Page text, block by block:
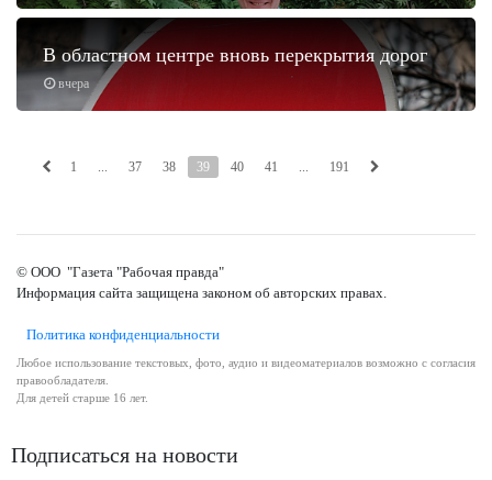
вчера
В областном центре вновь перекрытия дорог
1 37 38 39 40 41 191
© ООО "Газета "Рабочая правда"
Информация сайта защищена законом об авторских правах.
Политика конфиденциальности
Любое использование текстовых, фото, аудио и видеоматериалов возможно с согласия
правообладателя.
Для детей старше 16 лет.
Подписаться на новости